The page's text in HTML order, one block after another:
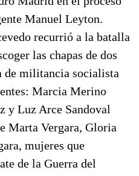
Manuel Leyton.
recurrió a la batalla
las chapas de dos
militancia socialista
Marcia Merino
y Luz Arce Sandoval
Marta Vergara, Gloria
mujeres que
de la Guerra del